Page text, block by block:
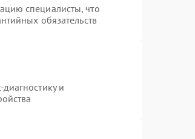
специалисты, что
обязательств
и